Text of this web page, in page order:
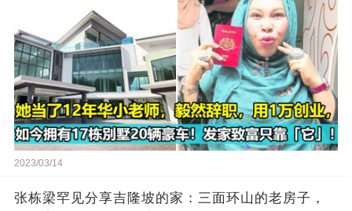
2023/03/14
张栋梁罕见分享吉隆坡的家：三面环山的老房子，